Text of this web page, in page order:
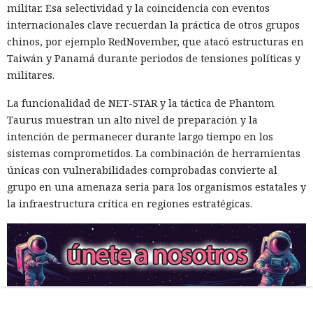
militar. Esa selectividad y la coincidencia con eventos
internacionales clave recuerdan la práctica de otros grupos
chinos, por ejemplo RedNovember, que atacó estructuras en
Taiwán y Panamá durante periodos de tensiones políticas y
militares.
La funcionalidad de NET-STAR y la táctica de Phantom
Taurus muestran un alto nivel de preparación y la
intención de permanecer durante largo tiempo en los
sistemas comprometidos. La combinación de herramientas
únicas con vulnerabilidades comprobadas convierte al
grupo en una amenaza seria para los organismos estatales y
la infraestructura crítica en regiones estratégicas.